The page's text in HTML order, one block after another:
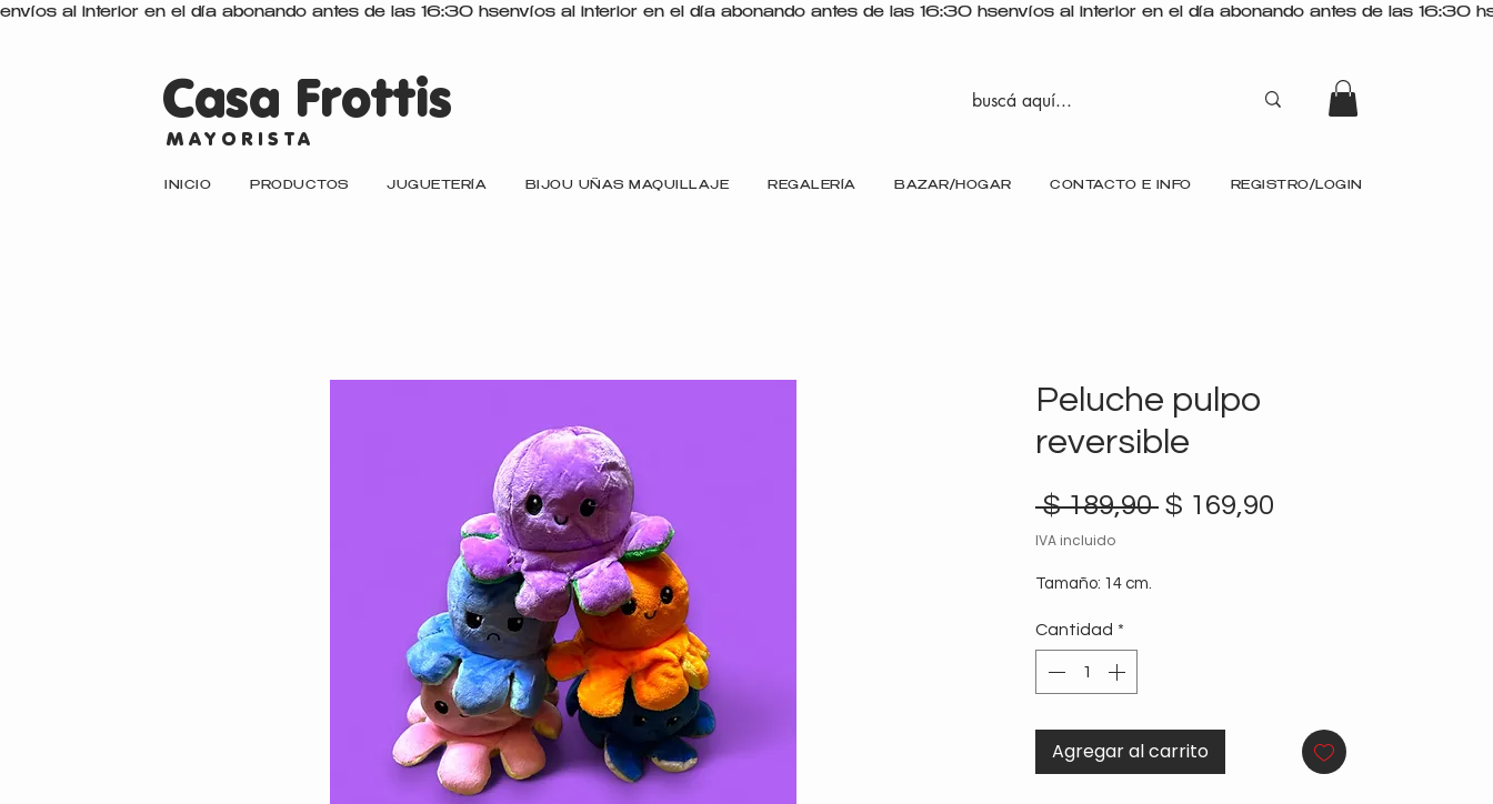
Casa Frottis
MAYORISTA
INICIO PRODUCTOS JUGUETERÍA BIJOU UÑAS MAQUILLAJE REGALERÍA BAZAR/HOGAR CONTACTO E INFO REGISTRO/LOGIN
envíos al interior en el día abonando antes de las 16:30 hs
Peluche pulpo
reversible
$ 189,90 Precio
$ 169,90
IVA incluido
Tamaño: 14 cm.
Cantidad *
Agregar al carrito